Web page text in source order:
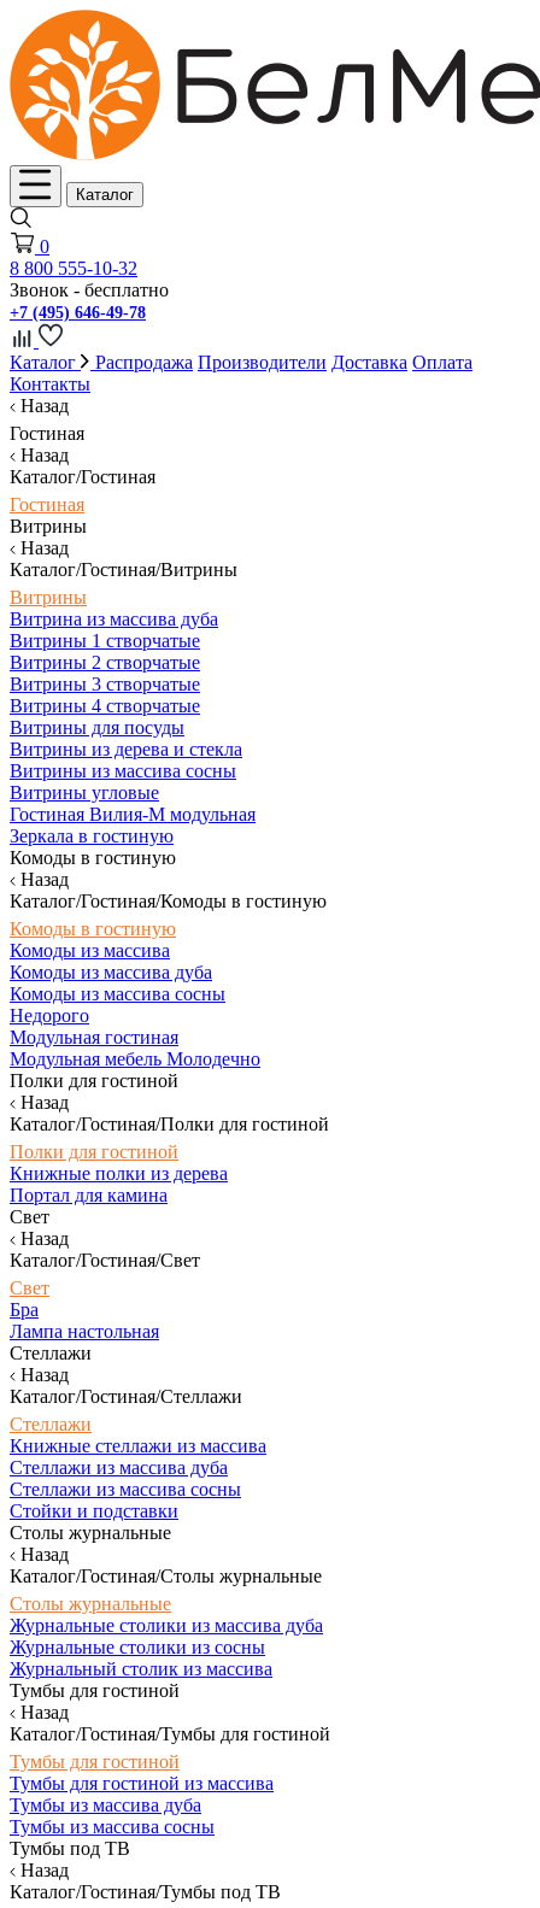
Каталог
0
8 800 555-10-32
Звонок - бесплатно
+7 (495) 646-49-78
Каталог Распродажа Производители Доставка Оплата
Контакты
Назад
Гостиная
Назад
Каталог/Гостиная
Гостиная
Витрины
Назад
Каталог/Гостиная/Витрины
Витрины
Витрина из массива дуба
Витрины 1 створчатые
Витрины 2 створчатые
Витрины 3 створчатые
Витрины 4 створчатые
Витрины для посуды
Витрины из дерева и стекла
Витрины из массива сосны
Витрины угловые
Гостиная Вилия-М модульная
Зеркала в гостиную
Комоды в гостиную
Назад
Каталог/Гостиная/Комоды в гостиную
Комоды в гостиную
Комоды из массива
Комоды из массива дуба
Комоды из массива сосны
Недорого
Модульная гостиная
Модульная мебель Молодечно
Полки для гостиной
Назад
Каталог/Гостиная/Полки для гостиной
Полки для гостиной
Книжные полки из дерева
Портал для камина
Свет
Назад
Каталог/Гостиная/Свет
Свет
Бра
Лампа настольная
Стеллажи
Назад
Каталог/Гостиная/Стеллажи
Стеллажи
Книжные стеллажи из массива
Стеллажи из массива дуба
Стеллажи из массива сосны
Стойки и подставки
Столы журнальные
Назад
Каталог/Гостиная/Столы журнальные
Столы журнальные
Журнальные столики из массива дуба
Журнальные столики из сосны
Журнальный столик из массива
Тумбы для гостиной
Назад
Каталог/Гостиная/Тумбы для гостиной
Тумбы для гостиной
Тумбы для гостиной из массива
Тумбы из массива дуба
Тумбы из массива сосны
Тумбы под ТВ
Назад
Каталог/Гостиная/Тумбы под ТВ